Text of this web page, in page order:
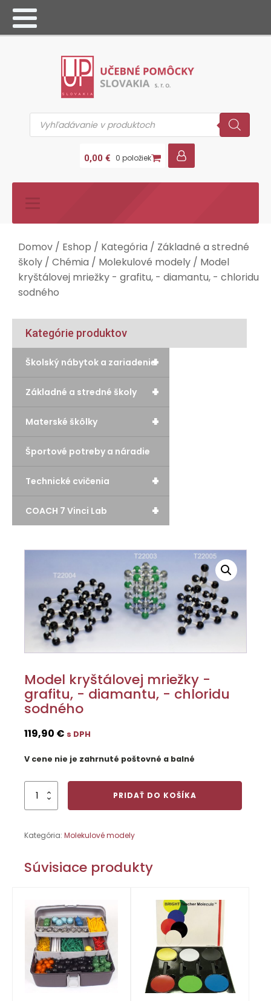
Products
search
0,00 € 0 položiek
Domov / Eshop / Kategória / Základné a stredné
školy / Chémia / Molekulové modely / Model
kryštálovej mriežky - grafitu, - diamantu, - chloridu
sodného
Kategórie produktov
+
Školský nábytok a zariadenie
+
Základné a stredné školy
+
Materské škôlky
Športové potreby a náradie
+
Technické cvičenia
+
COACH 7 Vinci Lab
Model kryštálovej mriežky -
grafitu, - diamantu, - chloridu
sodného
119,90 € s DPH
V cene nie je zahrnuté poštovné a balné
množstvo
-
-
diamantu,
sodného
PRIDAŤ DO KOŠÍKA
Kategória: Molekulové modely
Súvisiace produkty